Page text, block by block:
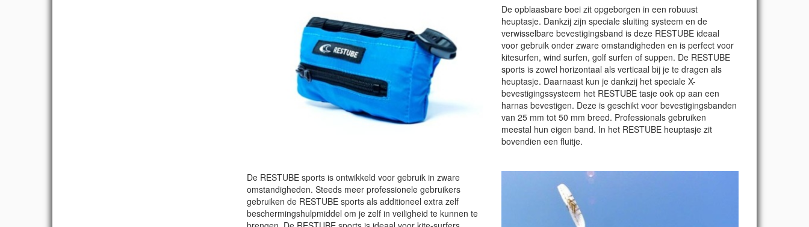
De opblaasbare boei zit opgeborgen in een robuust
heuptasje. Dankzij zijn speciale sluiting systeem en de
verwisselbare bevestigingsband is deze RESTUBE ideaal
voor gebruik onder zware omstandigheden en is perfect voor
kitesurfen, wind surfen, golf surfen of suppen. De RESTUBE
sports is zowel horizontaal als verticaal bij je te dragen als
heuptasje. Daarnaast kun je dankzij het speciale X-
bevestigingssysteem het RESTUBE tasje ook op aan een
harnas bevestigen. Deze is geschikt voor bevestigingsbanden
van 25 mm tot 50 mm breed. Professionals gebruiken
meestal hun eigen band. In het RESTUBE heuptasje zit
bovendien een fluitje.
De RESTUBE sports is ontwikkeld voor gebruik in zware
omstandigheden. Steeds meer professionele gebruikers
gebruiken de RESTUBE sports als additioneel extra zelf
beschermingshulpmiddel om je zelf in veiligheid te kunnen te